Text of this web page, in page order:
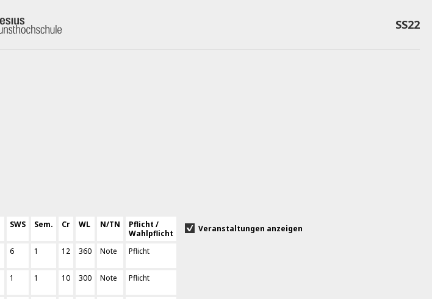
SS22
SWS Sem. Cr WL N/TN
Pflicht /
Wahlpflicht
Veranstaltungen anzeigen
6 1 12 360 Note Pflicht
1 1 10 300 Note Pflicht